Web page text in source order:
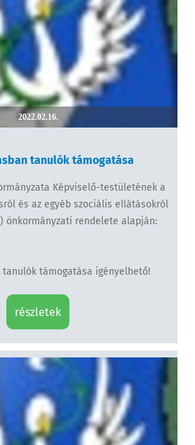
2022.02.16.
tanulók támogatása
Képviselő-testületének a
és az egyéb szociális ellátásokról
önkormányzati rendelete alapján:
tanulók támogatása igényelhető!
részletek